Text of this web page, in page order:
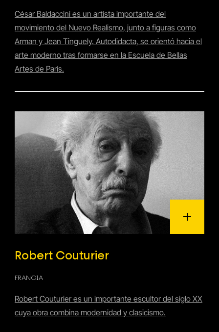
César Baldaccini es un artista importante del
movimiento del Nuevo Realismo, junto a figuras como
Arman y Jean Tinguely. Autodidacta, se orientó hacia el
arte moderno tras formarse en la Escuela de Bellas
Artes de París.
Robert Couturier
FRANCIA
Robert Couturier es un importante escultor del siglo XX
cuya obra combina modernidad y clasicismo.